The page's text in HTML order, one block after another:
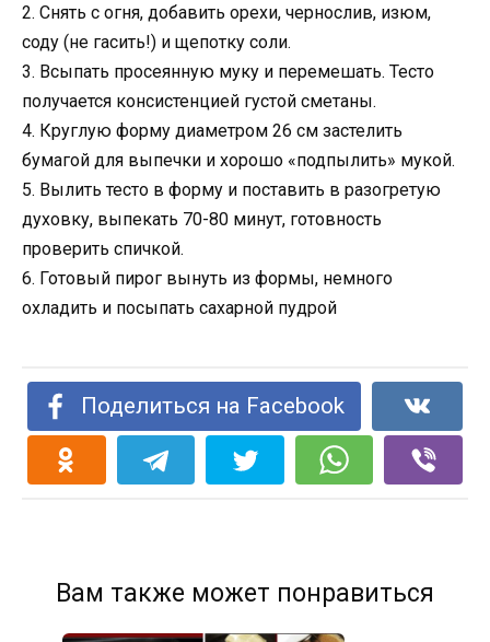
2. Снять с огня, добавить орехи, чернослив, изюм,
соду (не гасить!) и щепотку соли.
3. Всыпать просеянную муку и перемешать. Тесто
получается консистенцией густой сметаны.
4. Круглую форму диаметром 26 см застелить
бумагой для выпечки и хорошо «подпылить» мукой.
5. Вылить тесто в форму и поставить в разогретую
духовку, выпекать 70-80 минут, готовность
проверить спичкой.
6. Готовый пирог вынуть из формы, немного
охладить и посыпать сахарной пудрой
Поделиться на Facebook
Вам также может понравиться